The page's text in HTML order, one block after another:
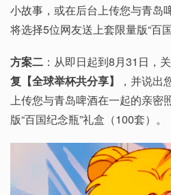
小故事，或在后台上传您与青岛
将选择5位网友送上套限量版“百
方案二 ：从即日起到8月31日，
复【全球举杯共分享】
，并说出
上传您与青岛啤酒在一起的亲密
版“百国纪念瓶”礼盒（100套）。